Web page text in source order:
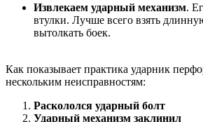
Извлекаем ударный механизм.
втулки. Лучше всего взять
вытолкать боек.
Как показывает практика ударник
нескольким неисправностям:
Раскололся ударный болт
Ударный механизм заклинил